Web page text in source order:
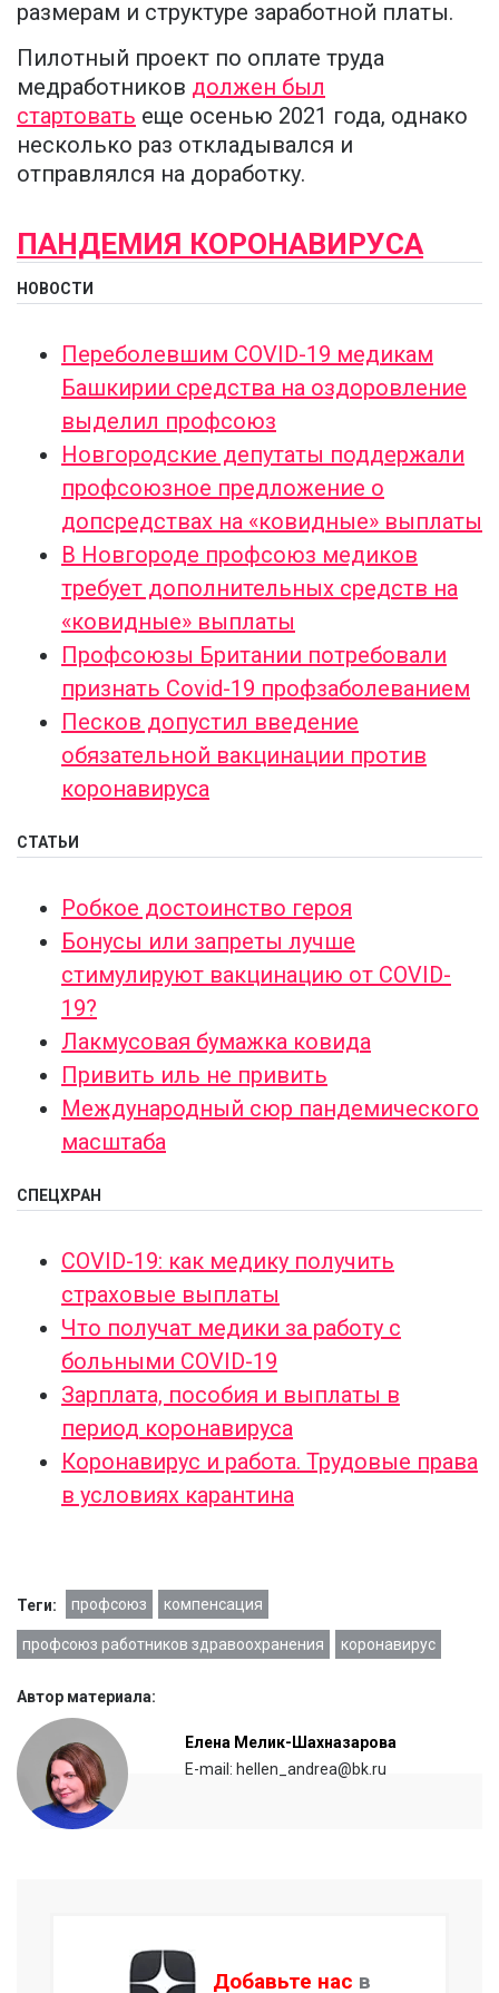
размерам и структуре заработной платы.
Пилотный проект по оплате труда
медработников должен был
стартовать еще осенью 2021 года, однако
несколько раз откладывался и
отправлялся на доработку.
ПАНДЕМИЯ КОРОНАВИРУСА
НОВОСТИ
Переболевшим COVID-19 медикам
Башкирии средства на оздоровление
выделил профсоюз
Новгородские депутаты поддержали
профсоюзное предложение о
допсредствах на «ковидные» выплаты
В Новгороде профсоюз медиков
требует дополнительных средств на
«ковидные» выплаты
Профсоюзы Британии потребовали
признать Сovid-19 профзаболеванием
Песков допустил введение
обязательной вакцинации против
коронавируса
СТАТЬИ
Робкое достоинство героя
Бонусы или запреты лучше
стимулируют вакцинацию от COVID-
19?
Лакмусовая бумажка ковида
Привить иль не привить
Международный сюр пандемического
масштаба
СПЕЦХРАН
COVID-19: как медику получить
страховые выплаты
Что получат медики за работу с
больными COVID-19
Зарплата, пособия и выплаты в
период коронавируса
Коронавирус и работа. Трудовые права
в условиях карантина
Теги: профсоюз компенсация
профсоюз работников здравоохранения коронавирус
Автор материала:
Елена Мелик-Шахназарова
E-mail: hellen_andrea@bk.ru
Добавьте нас в